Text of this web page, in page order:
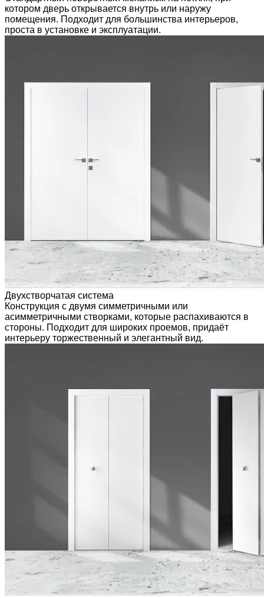
котором дверь открывается внутрь или наружу
помещения. Подходит для большинства интерьеров,
проста в установке и эксплуатации.
Двухстворчатая система
Конструкция с двумя симметричными или
асимметричными створками, которые распахиваются в
стороны. Подходит для широких проемов, придаёт
интерьеру торжественный и элегантный вид.